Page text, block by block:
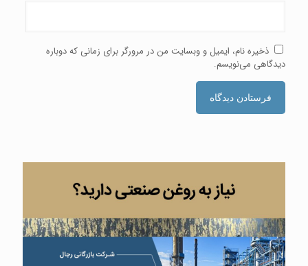
ذخیره نام، ایمیل و وبسایت من در مرورگر برای زمانی که دوباره
دیدگاهی می‌نویسم.